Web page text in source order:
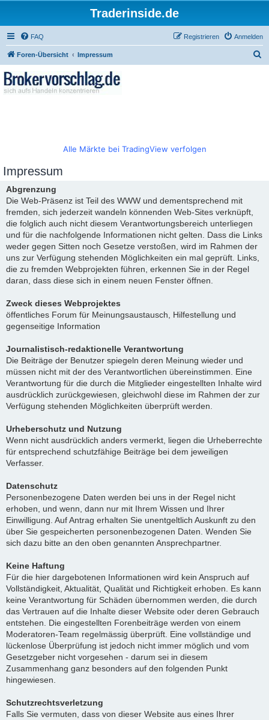
Traderinside.de
FAQ Anmelden
Registrieren
Foren-Übersicht Impressum
Alle Märkte bei TradingView verfolgen
Impressum
Abgrenzung
Die Web-Präsenz ist Teil des WWW und dementsprechend mit
fremden, sich jederzeit wandeln könnenden Web-Sites verknüpft,
die folglich auch nicht diesem Verantwortungsbereich unterliegen
und für die nachfolgende Informationen nicht gelten. Dass die Links
weder gegen Sitten noch Gesetze verstoßen, wird im Rahmen der
uns zur Verfügung stehenden Möglichkeiten ein mal geprüft. Links,
die zu fremden Webprojekten führen, erkennen Sie in der Regel
daran, dass diese sich in einem neuen Fenster öffnen.
Zweck dieses Webprojektes
öffentliches Forum für Meinungsaustausch, Hilfestellung und
gegenseitige Information
Journalistisch-redaktionelle Verantwortung
Die Beiträge der Benutzer spiegeln deren Meinung wieder und
müssen nicht mit der des Verantwortlichen übereinstimmen. Eine
Verantwortung für die durch die Mitglieder eingestellten Inhalte wird
ausdrücklich zurückgewiesen, gleichwohl diese im Rahmen der zur
Verfügung stehenden Möglichkeiten überprüft werden.
Urheberschutz und Nutzung
Wenn nicht ausdrücklich anders vermerkt, liegen die Urheberrechte
für entsprechend schutzfähige Beiträge bei dem jeweiligen
Verfasser.
Datenschutz
Personenbezogene Daten werden bei uns in der Regel nicht
erhoben, und wenn, dann nur mit Ihrem Wissen und Ihrer
Einwilligung. Auf Antrag erhalten Sie unentgeltlich Auskunft zu den
über Sie gespeicherten personenbezogenen Daten. Wenden Sie
sich dazu bitte an den oben genannten Ansprechpartner.
Keine Haftung
Für die hier dargebotenen Informationen wird kein Anspruch auf
Vollständigkeit, Aktualität, Qualität und Richtigkeit erhoben. Es kann
keine Verantwortung für Schäden übernommen werden, die durch
das Vertrauen auf die Inhalte dieser Website oder deren Gebrauch
entstehen. Die eingestellten Forenbeiträge werden von einem
Moderatoren-Team regelmässig überprüft. Eine vollständige und
lückenlose Überprüfung ist jedoch nicht immer möglich und vom
Gesetzgeber nicht vorgesehen - darum sei in diesem
Zusammenhang ganz besonders auf den folgenden Punkt
hingewiesen.
Schutzrechtsverletzung
Falls Sie vermuten, dass von dieser Website aus eines Ihrer